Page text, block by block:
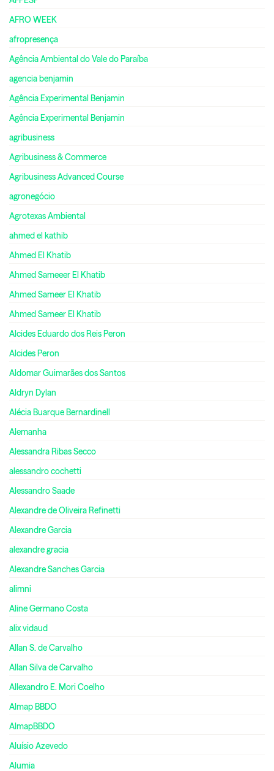
AFRO WEEK
afropresença
Agência Ambiental do Vale do Paraíba
agencia benjamin
Agência Experimental Benjamin
Agência Experimental Benjamin
agribusiness
Agribusiness & Commerce
Agribusiness Advanced Course
agronegócio
Agrotexas Ambiental
ahmed el kathib
Ahmed El Khatib
Ahmed Sameeer El Khatib
Ahmed Sameer El Khatib
Ahmed Sameer El Khatib
Alcides Eduardo dos Reis Peron
Alcides Peron
Aldomar Guimarães dos Santos
Aldryn Dylan
Alécia Buarque Bernardinell
Alemanha
Alessandra Ribas Secco
alessandro cochetti
Alessandro Saade
Alexandre de Oliveira Refinetti
Alexandre Garcia
alexandre gracia
Alexandre Sanches Garcia
alimni
Aline Germano Costa
alix vidaud
Allan S. de Carvalho
Allan Silva de Carvalho
Allexandro E. Mori Coelho
Almap BBDO
AlmapBBDO
Aluísio Azevedo
Alumia